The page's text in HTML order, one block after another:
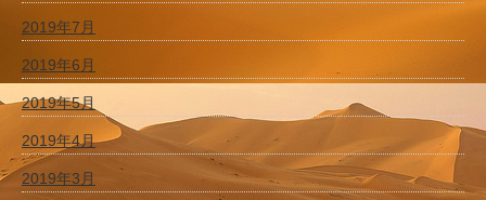
2019年7月
2019年6月
2019年5月
2019年4月
2019年3月